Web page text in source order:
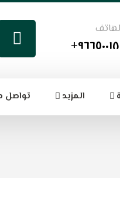
المزيد تواصل